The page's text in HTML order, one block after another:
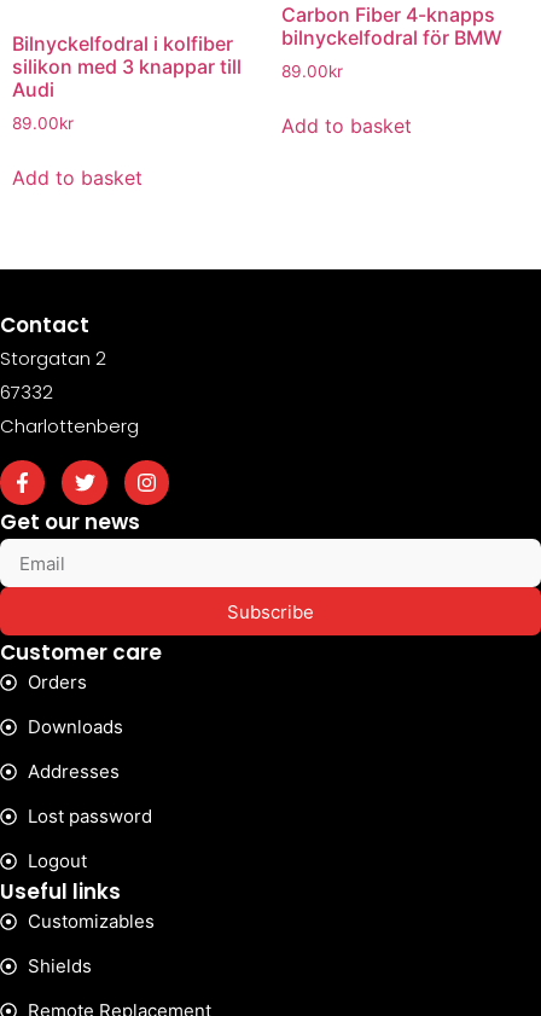
Bilnyckelfodral i kolfiber
silikon med 3 knappar till
Audi
89.00kr
Add to basket
Carbon Fiber 4-knapps
bilnyckelfodral för BMW
89.00kr
Add to basket
Contact
Storgatan 2
67332
Charlottenberg
Get our news
Subscribe
Customer care
Orders
Downloads
Addresses
Lost password
Logout
Useful links
Customizables
Shields
Remote Replacement